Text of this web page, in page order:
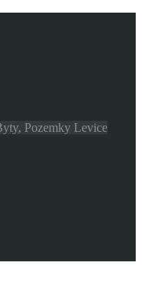
Pozemky Levice